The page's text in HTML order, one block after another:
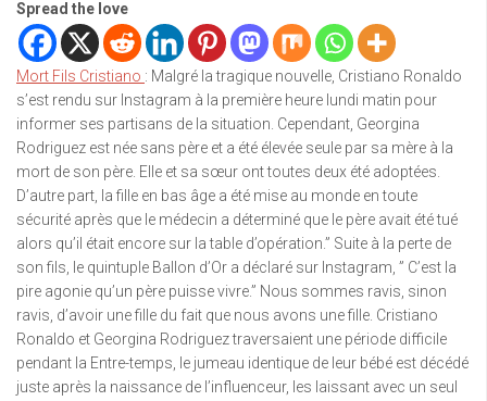
Spread the love
Mort Fils Cristiano : Malgré la tragique nouvelle, Cristiano Ronaldo
s’est rendu sur Instagram à la première heure lundi matin pour
informer ses partisans de la situation. Cependant, Georgina
Rodriguez est née sans père et a été élevée seule par sa mère à la
mort de son père. Elle et sa sœur ont toutes deux été adoptées.
D’autre part, la fille en bas âge a été mise au monde en toute
sécurité après que le médecin a déterminé que le père avait été tué
alors qu’il était encore sur la table d’opération.” Suite à la perte de
son fils, le quintuple Ballon d’Or a déclaré sur Instagram, ” C’est la
pire agonie qu’un père puisse vivre.” Nous sommes ravis, sinon
ravis, d’avoir une fille du fait que nous avons une fille. Cristiano
Ronaldo et Georgina Rodriguez traversaient une période difficile
pendant la Entre-temps, le jumeau identique de leur bébé est décédé
juste après la naissance de l’influenceur, les laissant avec un seul